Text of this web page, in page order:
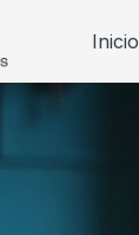
Inicio